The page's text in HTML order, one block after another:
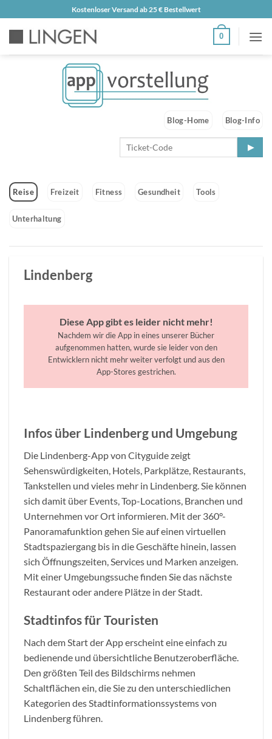
Inhalt
Kostenloser Versand ab 25 € Bestellwert
0
Blog-Home Blog-Info
Reise Freizeit Fitness Gesundheit Tools
Unterhaltung
Lindenberg
Diese App gibt es leider nicht mehr!
Nachdem wir die App in eines unserer Bücher
aufgenommen hatten, wurde sie leider von den
Entwicklern nicht mehr weiter verfolgt und aus den
App-Stores gestrichen.
Infos über Lindenberg und Umgebung
Die Lindenberg-App von Cityguide zeigt
Sehenswürdigkeiten, Hotels, Parkplätze, Restaurants,
Tankstellen und vieles mehr in Lindenberg. Sie können
sich damit über Events, Top-Locations, Branchen und
Unternehmen vor Ort informieren. Mit der 360°-
Panoramafunktion gehen Sie auf einen virtuellen
Stadtspaziergang bis in die Geschäfte hinein, lassen
sich Öffnungszeiten, Services und Marken anzeigen.
Mit einer Umgebungssuche finden Sie das nächste
Restaurant oder andere Plätze in der Stadt.
Stadtinfos für Touristen
Nach dem Start der App erscheint eine einfach zu
bedienende und übersichtliche Benutzeroberfläche.
Den größten Teil des Bildschirms nehmen
Schaltflächen ein, die Sie zu den unterschiedlichen
Kategorien des Stadtinformationssystems von
Lindenberg führen.